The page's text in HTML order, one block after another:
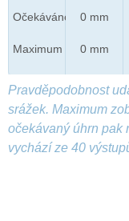
Očekáváno
Maximum
0 mm
0 mm
Pravděpodobnost
srážek. Maximum
očekávaný úhrn pak
vychází ze 40